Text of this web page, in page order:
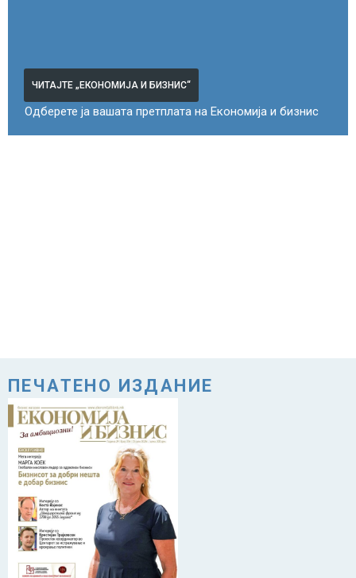
ЧИТАЈТЕ „ЕКОНОМИЈА И БИЗНИС“
Одберете ја вашата претплата на Економија и бизнис
ПЕЧАТЕНО ИЗДАНИЕ